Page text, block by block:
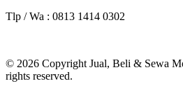
Tlp / Wa : 0813 1414 0302
© 2026 Copyright Jual, Beli & Sewa
rights reserved.